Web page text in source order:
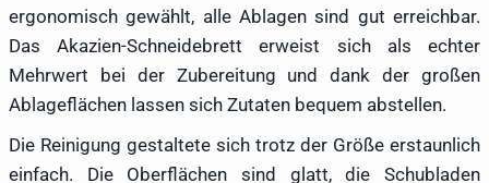
ergonomisch gewählt, alle Ablagen sind gut erreichbar.
Das Akazien-Schneidebrett erweist sich als echter
Mehrwert bei der Zubereitung und dank der großen
Ablageflächen lassen sich Zutaten bequem abstellen.
Die Reinigung gestaltete sich trotz der Größe erstaunlich
einfach. Die Oberflächen sind glatt, die Schubladen